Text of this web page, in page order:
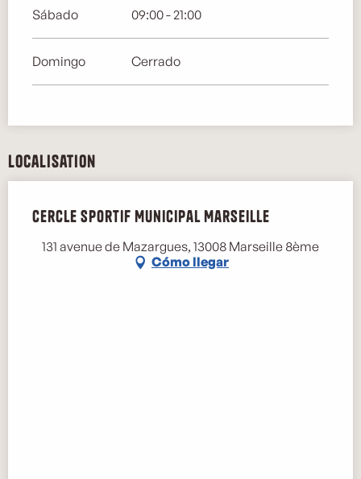
Sábado 09:00 - 21:00
Domingo Cerrado
Localisation
Cercle Sportif Municipal Marseille
131 avenue de Mazargues, 13008 Marseille 8ème
Cómo llegar